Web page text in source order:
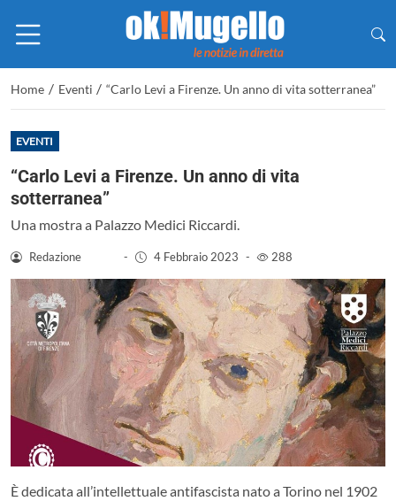
Home / Eventi / “Carlo Levi a Firenze. Un anno di vita sotterranea”
EVENTI
“Carlo Levi a Firenze. Un anno di vita
sotterranea”
Una mostra a Palazzo Medici Riccardi.
Redazione - 4 Febbraio 2023 - 288
È dedicata all’intellettuale antifascista nato a Torino nel 1902